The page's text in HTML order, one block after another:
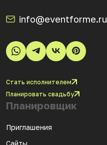
info@eventforme.ru
Стать исполнителем
Планировать свадьбу
Планировщик
Приглашения
Сайты